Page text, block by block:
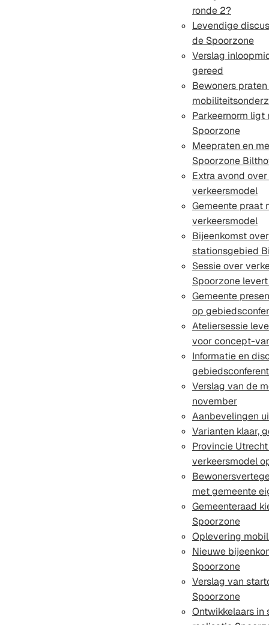
ronde 2?
Levendige
de Spoorzone
Verslag
gereed
Bewoners
Parkeernorm
Spoorzone
Meepraten en
Spoorzone
Extra avond
verkeersmodel
Gemeente praat
verkeersmodel
Bijeenkomst
stationsgebied
Sessie over
Spoorzone
Gemeente
op
Ateliersessie
voor concept-
Informatie en
Verslag van de
november
Aanbevelingen
Varianten klaar,
Provincie
verkeersmodel
met gemeente
Gemeenteraad
Spoorzone
Oplevering
Nieuwe
Spoorzone
Verslag van
Spoorzone
Ontwikkelaars in